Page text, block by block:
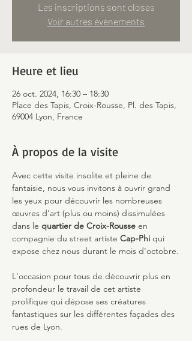
Les inscriptions sont closes
Voir autres événements
Heure et lieu
26 oct. 2024, 16:30 – 18:30
Place des Tapis, Croix-Rousse, Pl. des Tapis,
69004 Lyon, France
À propos de la visite
Avec cette visite insolite et pleine de
fantaisie, nous vous invitons à ouvrir grand
les yeux pour découvrir les nombreuses
œuvres d'art (plus ou moins) dissimulées
dans le quartier de Croix-Rousse en
compagnie du street artiste Cap-Phi qui
expose chez nous durant le mois d'octobre.
L'occasion pour tous de découvrir plus en
profondeur le travail de cet artiste
prolifique qui dépose ses créatures
fantastiques sur les différentes façades des
rues de Lyon.